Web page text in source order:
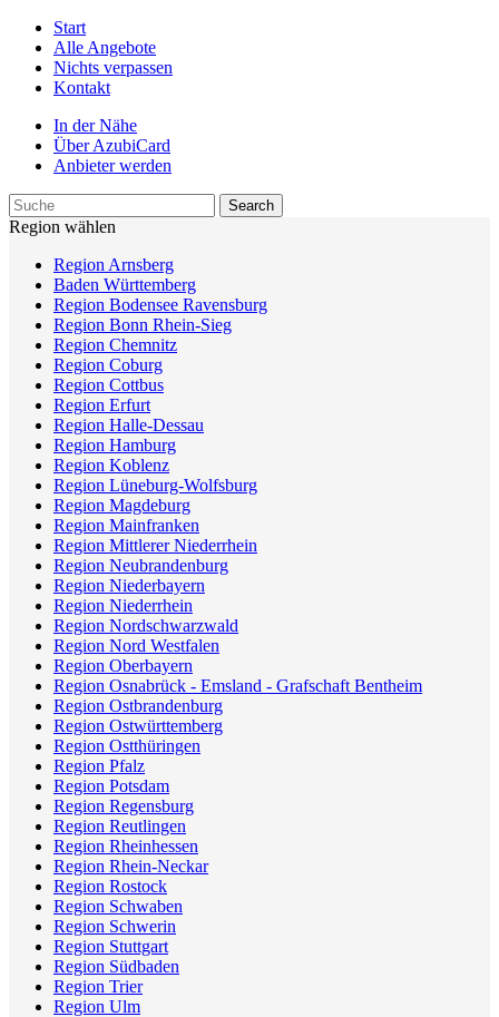
Start
Alle Angebote
Nichts verpassen
Kontakt
In der Nähe
Über AzubiCard
Anbieter werden
Region wählen
Region Arnsberg
Baden Württemberg
Region Bodensee Ravensburg
Region Bonn Rhein-Sieg
Region Chemnitz
Region Coburg
Region Cottbus
Region Erfurt
Region Halle-Dessau
Region Hamburg
Region Koblenz
Region Lüneburg-Wolfsburg
Region Magdeburg
Region Mainfranken
Region Mittlerer Niederrhein
Region Neubrandenburg
Region Niederbayern
Region Niederrhein
Region Nordschwarzwald
Region Nord Westfalen
Region Oberbayern
Region Osnabrück - Emsland - Grafschaft Bentheim
Region Ostbrandenburg
Region Ostwürttemberg
Region Ostthüringen
Region Pfalz
Region Potsdam
Region Regensburg
Region Reutlingen
Region Rheinhessen
Region Rhein-Neckar
Region Rostock
Region Schwaben
Region Schwerin
Region Stuttgart
Region Südbaden
Region Trier
Region Ulm